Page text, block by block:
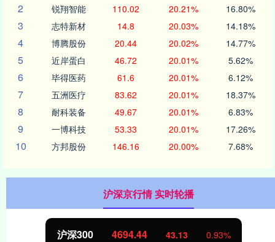
2 锐翔智能 110.02 20.21% 16.80%
3 志特新材 14.8 20.03% 14.18%
4 博腾股份 20.44 20.02% 14.77%
5 近岸蛋白 46.72 20.01% 5.62%
6 毕得医药 61.6 20.01% 6.12%
7 五洲医疗 83.62 20.01% 18.37%
8 耐科装备 49.67 20.01% 6.83%
9 一博科技 53.33 20.01% 17.26%
10 方邦股份 146.16 20.00% 7.68%
沪深京行情 实时轮播
沪深300 4694.44 43.13 0.93%